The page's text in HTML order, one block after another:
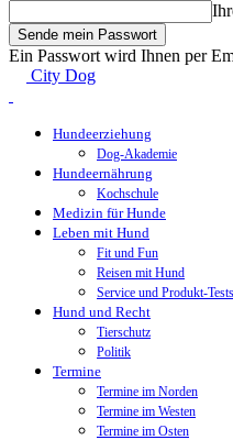
Ein Passwort wird Ihnen per
City Dog
Hundeerziehung
Dog-Akademie
Hundeernährung
Kochschule
Medizin für Hunde
Leben mit Hund
Fit und Fun
Reisen mit Hund
Service und Produkt-Tests
Hund und Recht
Tierschutz
Politik
Termine
Termine im Norden
Termine im Westen
Termine im Osten